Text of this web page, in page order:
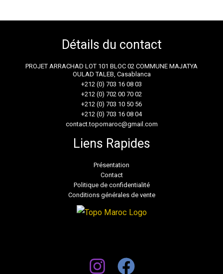
Détails du contact
PROJET ARRACHAD LOT 101 BLOC 02 COMMUNE MAJATYA
OULAD TALEB, Casablanca
+212 (0) 703 16 08 03
+212 (0) 702 00 70 02
+212 (0) 703 10 50 56
+212 (0) 703 16 08 04
contact.topomaroc@gmail.com
Liens Rapides
Présentation
Contact
Politique de confidentialité
Conditions générales de vente